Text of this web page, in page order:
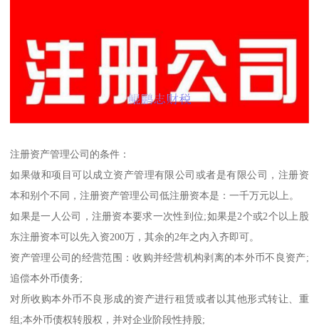
注册资产管理公司的条件：
如果做和项目可以成立资产管理有限公司或者是有限公司，注册资
本和别个不同，注册资产管理公司低注册资本是：一千万元以上。
如果是一人公司，注册资本要求一次性到位;如果是2个或2个以上股
东注册资本可以先入资200万，其余的2年之内入齐即可。
资产管理公司的经营范围：收购并经营机构剥离的本外币不良资产;
追偿本外币债务;
对所收购本外币不良形成的资产进行租赁或者以其他形式转让、重
组;本外币债权转股权，并对企业阶段性持股;